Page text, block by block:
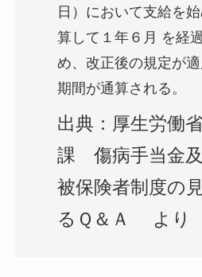
日）において支給を
算して１年６月 を経
め、改正後の規定が
期間が通算される。
出典：厚生労働
課 傷病手当金
被保険者制度の
るＱ＆Ａ より